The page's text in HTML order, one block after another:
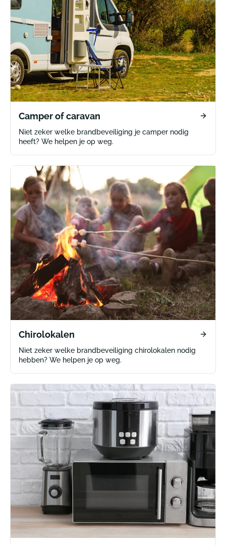
Camper of caravan
Niet zeker welke brandbeveiliging je camper nodig
heeft? We helpen je op weg.
Chirolokalen
Niet zeker welke brandbeveiliging chirolokalen nodig
hebben? We helpen je op weg.